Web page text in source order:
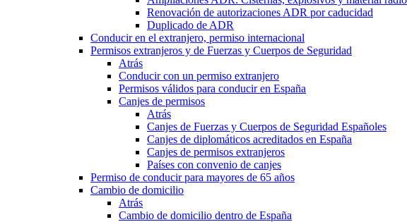
Renovación de autorizaciones ADR por caducidad
Duplicado de ADR
Conducir en el extranjero, permiso internacional
Permisos extranjeros y de Fuerzas y Cuerpos de Seguridad
Atrás
Conducir con un permiso extranjero
Permisos válidos para conducir en España
Canjes de permisos
Atrás
Canjes de Fuerzas y Cuerpos de Seguridad Españoles
Canjes de diplomáticos acreditados en España
Canjes de permisos extranjeros
Países con convenio de canjes
Permiso de conducir para mayores de 65 años
Cambio de domicilio
Atrás
Cambio de domicilio dentro de España